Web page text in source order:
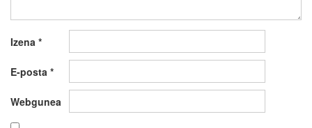
Izena *
E-posta *
Webgunea